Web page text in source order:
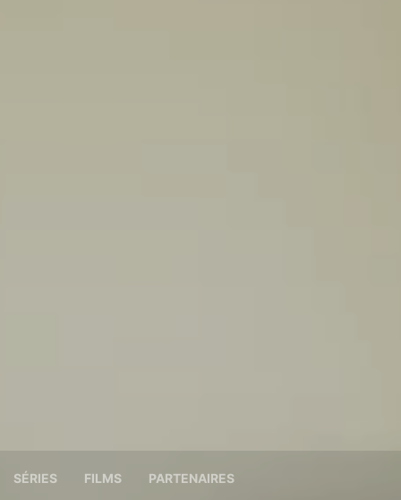
SÉRIES FILMS PARTENAIRES